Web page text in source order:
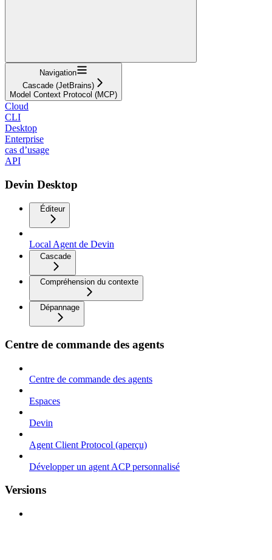
Navigation
Cascade (JetBrains)
Model Context Protocol (MCP)
Cloud
CLI
Desktop
Enterprise
cas d’usage
API
Devin Desktop
Éditeur
Local Agent de Devin
Cascade
Compréhension du contexte
Dépannage
Centre de commande des agents
Centre de commande des agents
Espaces
Devin
Agent Client Protocol (aperçu)
Développer un agent ACP personnalisé
Versions